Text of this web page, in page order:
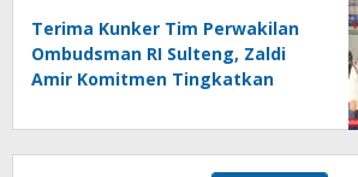
Terima Kunker Tim Perwakilan
Ombudsman RI Sulteng, Zaldi
Amir Komitmen Tingkatkan
Akuntabel Bebas Mal
Administrasi